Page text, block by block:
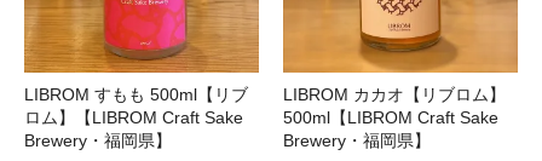
LIBROM すもも 500ml【リブ
ロム】【LIBROM Craft Sake
Brewery・福岡県】
LIBROM カカオ【リブロム】
500ml【LIBROM Craft Sake
Brewery・福岡県】